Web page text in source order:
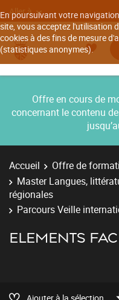
En poursuivant votre
site, vous acceptez l'utilisation
cookies à des fins de mesure
(statistiques anonymes).
Aller à
Offre en cours de
concernant le contenu
Accueil Offre de
Master Langues,
régionales
Parcours Veille
ELEMENTS